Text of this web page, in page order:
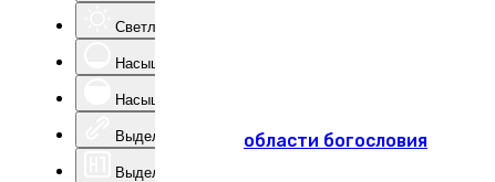
Светлый контраст
Насыщенность -
Насыщенность +
Выделить ссылки
Выделить заголовки
области богословия